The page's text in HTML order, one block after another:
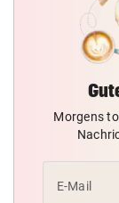
Morgens
E-Mail